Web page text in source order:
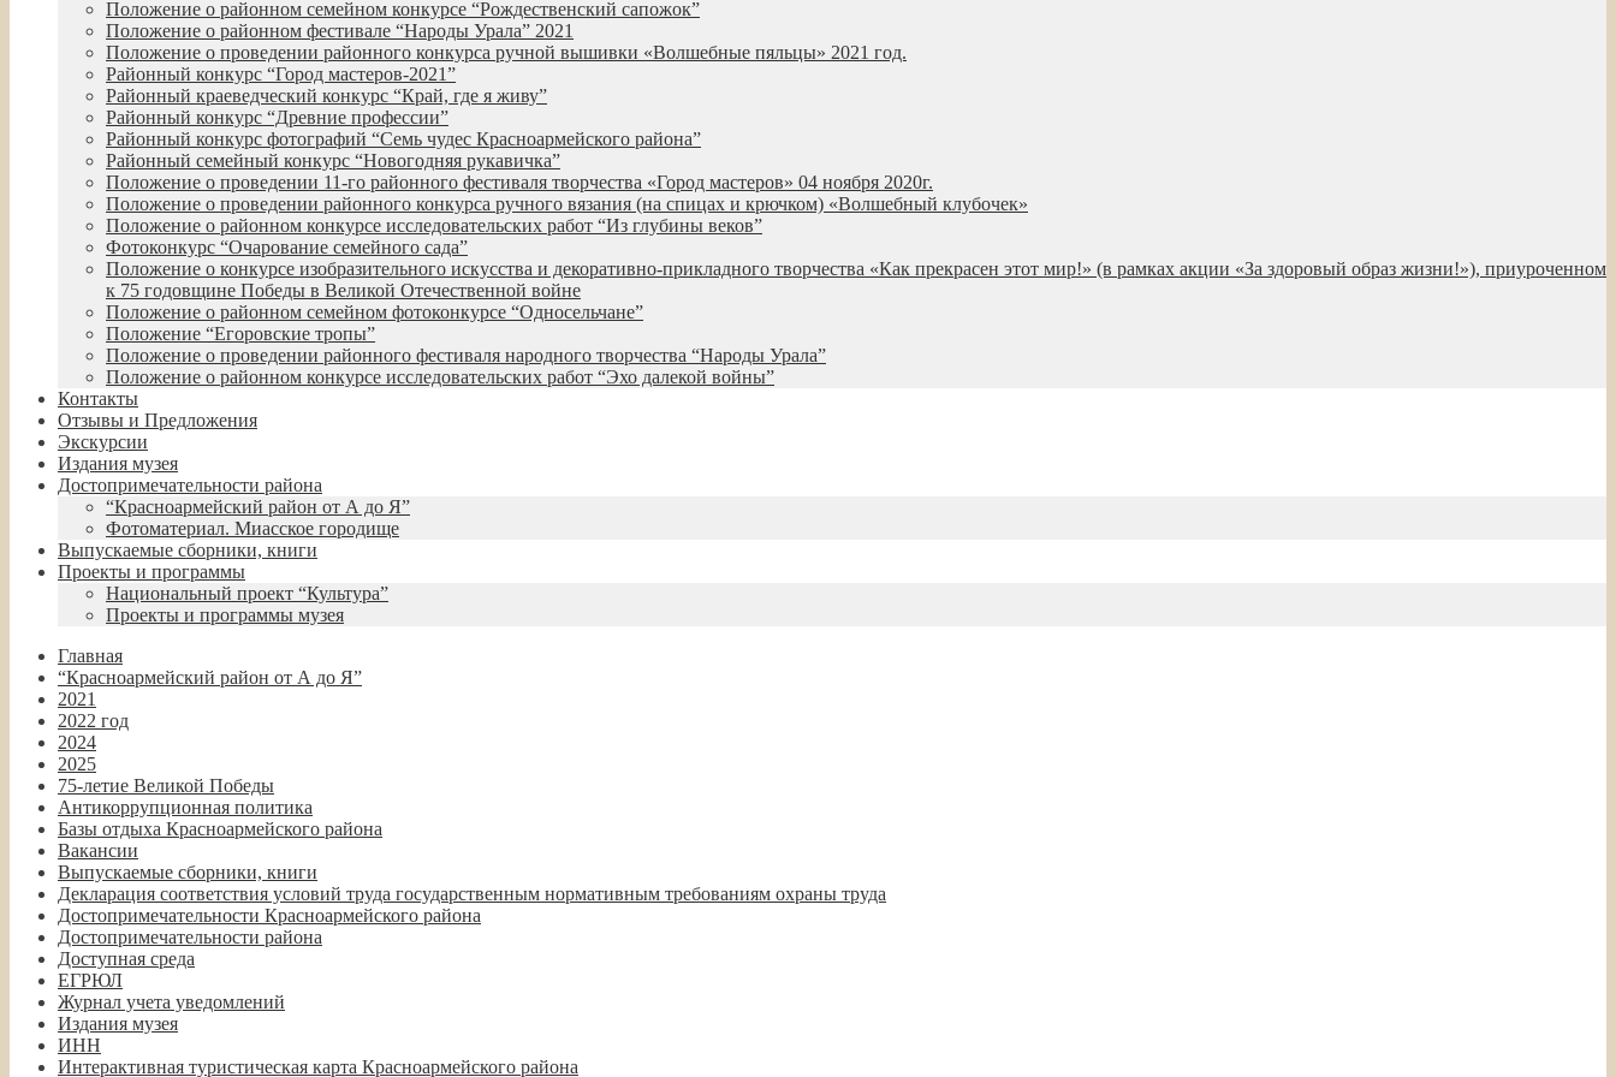
Положение о районном семейном конкурсе “Рождественский сапожок”
Положение о районном фестивале “Народы Урала” 2021
Положение о проведении районного конкурса ручной вышивки «Волшебные пяльцы» 2021 год.
Районный конкурс “Город мастеров-2021”
Районный краеведческий конкурс “Край, где я живу”
Районный конкурс “Древние профессии”
Районный конкурс фотографий “Семь чудес Красноармейского района”
Районный семейный конкурс “Новогодняя рукавичка”
Положение о проведении 11-го районного фестиваля творчества «Город мастеров» 04 ноября 2020г.
Положение о проведении районного конкурса ручного вязания (на спицах и крючком) «Волшебный клубочек»
Положение о районном конкурсе исследовательских работ “Из глубины веков”
Фотоконкурс “Очарование семейного сада”
Положение о конкурсе изобразительного искусства и декоративно-прикладного творчества «Как прекрасен этот мир!» (в рамках акции «За здоровый образ жизни!»), приуроченном
к 75 годовщине Победы в Великой Отечественной войне
Положение о районном семейном фотоконкурсе “Односельчане”
Положение “Егоровские тропы”
Положение о проведении районного фестиваля народного творчества “Народы Урала”
Положение о районном конкурсе исследовательских работ “Эхо далекой войны”
Контакты
Отзывы и Предложения
Экскурсии
Издания музея
Достопримечательности района
“Красноармейский район от А до Я”
Фотоматериал. Миасское городище
Выпускаемые сборники, книги
Проекты и программы
Национальный проект “Культура”
Проекты и программы музея
Главная
“Красноармейский район от А до Я”
2021
2022 год
2024
2025
75-летие Великой Победы
Антикоррупционная политика
Базы отдыха Красноармейского района
Вакансии
Выпускаемые сборники, книги
Декларация соответствия условий труда государственным нормативным требованиям охраны труда
Достопримечательности Красноармейского района
Достопримечательности района
Доступная среда
ЕГРЮЛ
Журнал учета уведомлений
Издания музея
ИНН
Интерактивная туристическая карта Красноармейского района